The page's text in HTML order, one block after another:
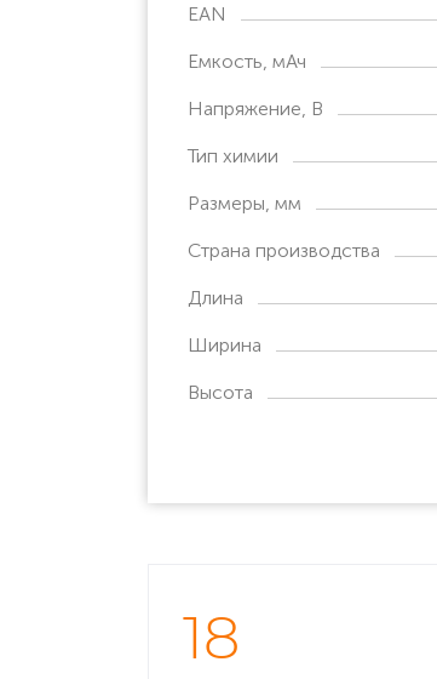
EAN
Емкость, мАч
Напряжение, В
Тип химии
Размеры, мм
Страна производства
Длина
Ширина
Высота
18